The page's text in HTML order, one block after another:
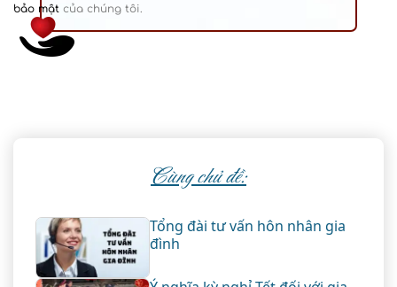
bảo mật của chúng tôi.
Cùng chủ đề:
Tổng đài tư vấn hôn nhân gia
đình